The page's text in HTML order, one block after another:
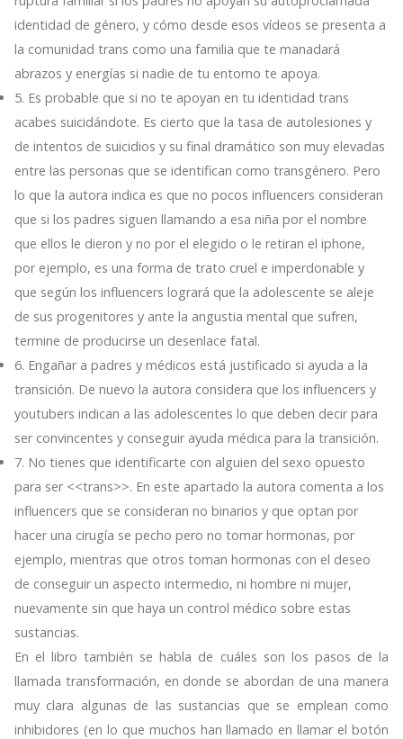
identidad de género, y cómo desde esos vídeos se presenta a
la comunidad trans como una familia que te manadará
abrazos y energías si nadie de tu entorno te apoya.
5. Es probable que si no te apoyan en tu identidad trans
acabes suicidándote. Es cierto que la tasa de autolesiones y
de intentos de suicidios y su final dramático son muy elevadas
entre las personas que se identifican como transgénero. Pero
lo que la autora indica es que no pocos influencers consideran
que si los padres siguen llamando a esa niña por el nombre
que ellos le dieron y no por el elegido o le retiran el iphone,
por ejemplo, es una forma de trato cruel e imperdonable y
que según los influencers logrará que la adolescente se aleje
de sus progenitores y ante la angustia mental que sufren,
termine de producirse un desenlace fatal.
6. Engañar a padres y médicos está justificado si ayuda a la
transición. De nuevo la autora considera que los influencers y
youtubers indican a las adolescentes lo que deben decir para
ser convincentes y conseguir ayuda médica para la transición.
7. No tienes que identificarte con alguien del sexo opuesto
para ser <<trans>>. En este apartado la autora comenta a los
influencers que se consideran no binarios y que optan por
hacer una cirugía se pecho pero no tomar hormonas, por
ejemplo, mientras que otros toman hormonas con el deseo
de conseguir un aspecto intermedio, ni hombre ni mujer,
nuevamente sin que haya un control médico sobre estas
sustancias.
En el libro también se habla de cuáles son los pasos de la
llamada transformación, en donde se abordan de una manera
muy clara algunas de las sustancias que se emplean como
inhibidores (en lo que muchos han llamado en llamar el botón